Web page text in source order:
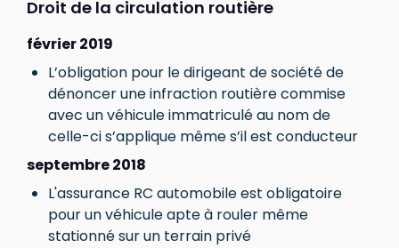
Droit de la circulation routière
février 2019
L’obligation pour le dirigeant de société de
dénoncer une infraction routière commise
avec un véhicule immatriculé au nom de
celle-ci s’applique même s’il est conducteur
septembre 2018
L'assurance RC automobile est obligatoire
pour un véhicule apte à rouler même
stationné sur un terrain privé